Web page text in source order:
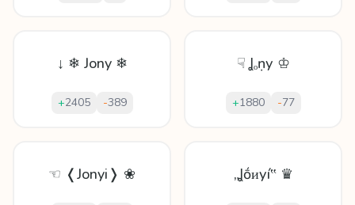
↓ ❄ Jony ❄
+2405 -389
☟ Ʝₒṇу ♔
+1880 -77
☜ ❬Jonyi❭ ❀ „Ʝṓᴎуí‟ ♛